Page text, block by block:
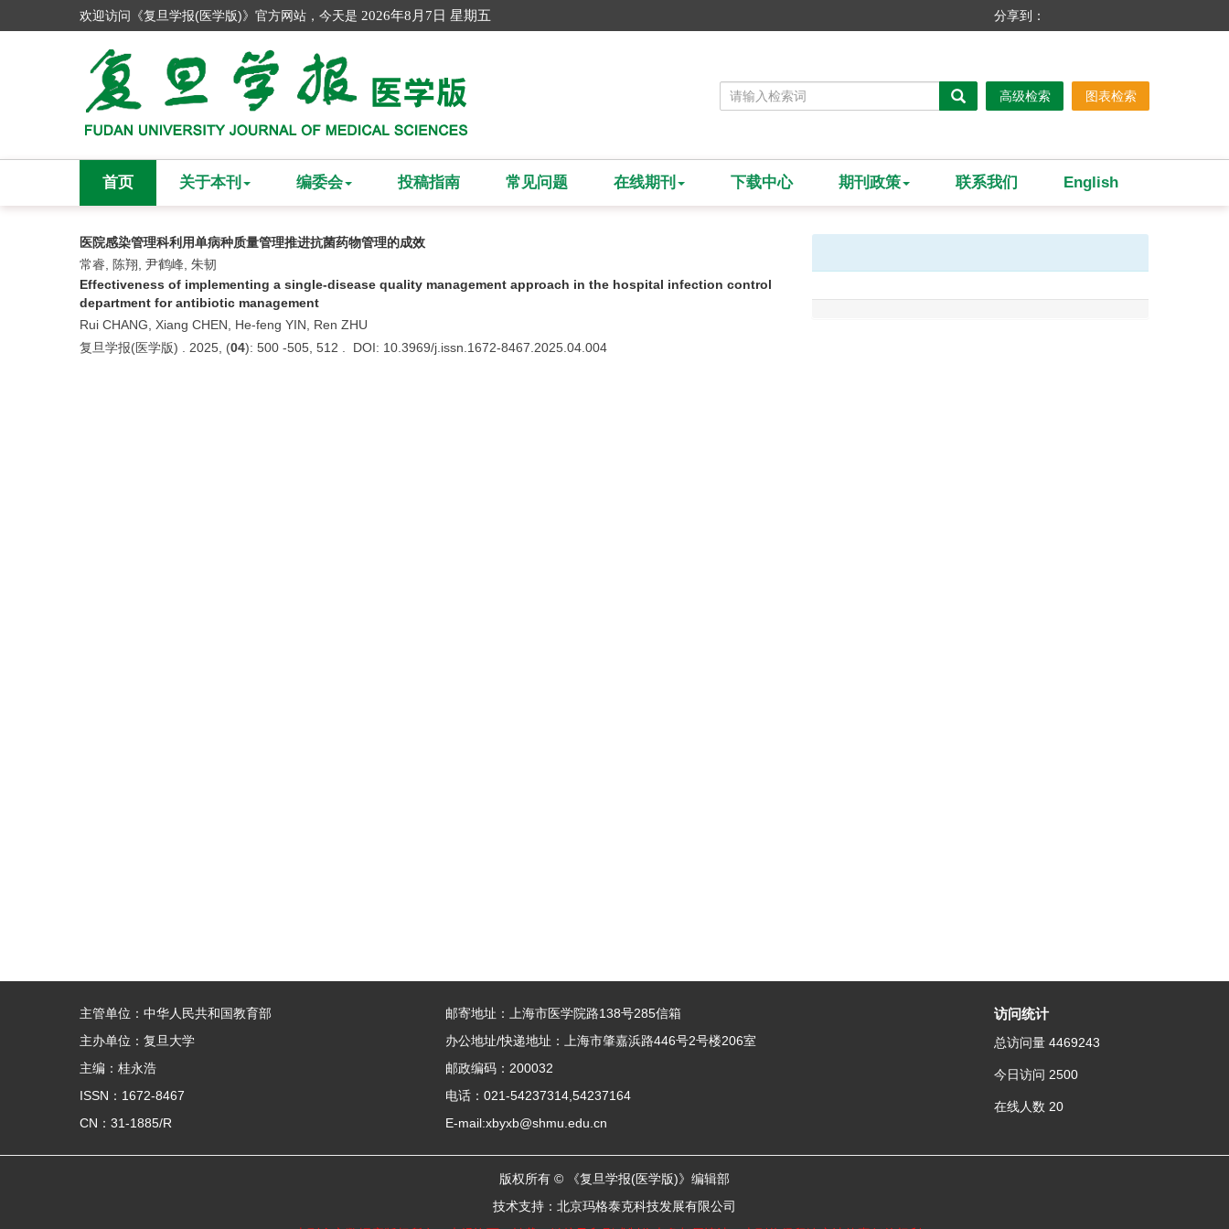
欢迎访问《复旦学报(医学版)》官方网站，今天是 2026年8月7日 星期五 分享到：
图表检索
高级检索
首页 关于本刊 编委会 投稿指南 常见问题 在线期刊 下载中心 期刊政策 联系我们 English
医院感染管理科利用单病种质量管理推进抗菌药物管理的成效
常睿, 陈翔, 尹鹤峰, 朱韧
Effectiveness of implementing a single-disease quality management approach in the hospital infection control
department for antibiotic management
Rui CHANG, Xiang CHEN, He-feng YIN, Ren ZHU
复旦学报(医学版) . 2025, (04): 500 -505, 512 . DOI: 10.3969/j.issn.1672-8467.2025.04.004
主管单位：中华人民共和国教育部
主办单位：复旦大学
主编：桂永浩
ISSN：1672-8467
CN：31-1885/R
邮寄地址：上海市医学院路138号285信箱
办公地址/快递地址：上海市肇嘉浜路446号2号楼206室
邮政编码：200032
电话：021-54237314,54237164
E-mail:xbyxb@shmu.edu.cn
访问统计
总访问量 4469243
今日访问 2500
在线人数 20
版权所有 © 《复旦学报(医学版)》编辑部
技术支持： 北京玛格泰克科技发展有限公司